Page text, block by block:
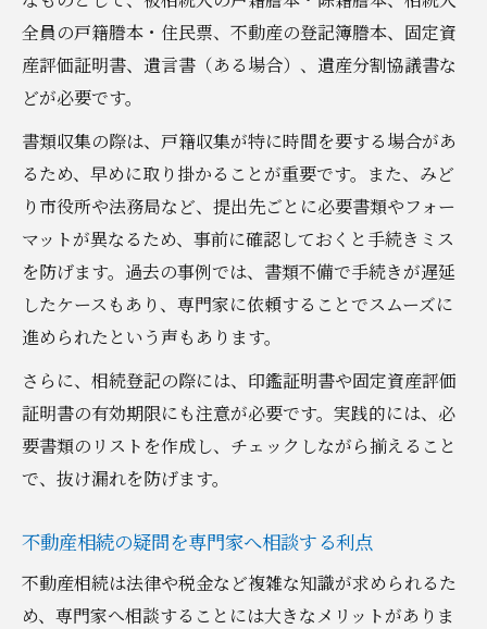
全員の戸籍謄本・住民票、不動産の登記簿謄本、固定資
産評価証明書、遺言書（ある場合）、遺産分割協議書な
どが必要です。
書類収集の際は、戸籍収集が特に時間を要する場合があ
るため、早めに取り掛かることが重要です。また、みど
り市役所や法務局など、提出先ごとに必要書類やフォー
マットが異なるため、事前に確認しておくと手続きミス
を防げます。過去の事例では、書類不備で手続きが遅延
したケースもあり、専門家に依頼することでスムーズに
進められたという声もあります。
さらに、相続登記の際には、印鑑証明書や固定資産評価
証明書の有効期限にも注意が必要です。実践的には、必
要書類のリストを作成し、チェックしながら揃えること
で、抜け漏れを防げます。
不動産相続の疑問を専門家へ相談する利点
不動産相続は法律や税金など複雑な知識が求められるた
め、専門家へ相談することには大きなメリットがありま